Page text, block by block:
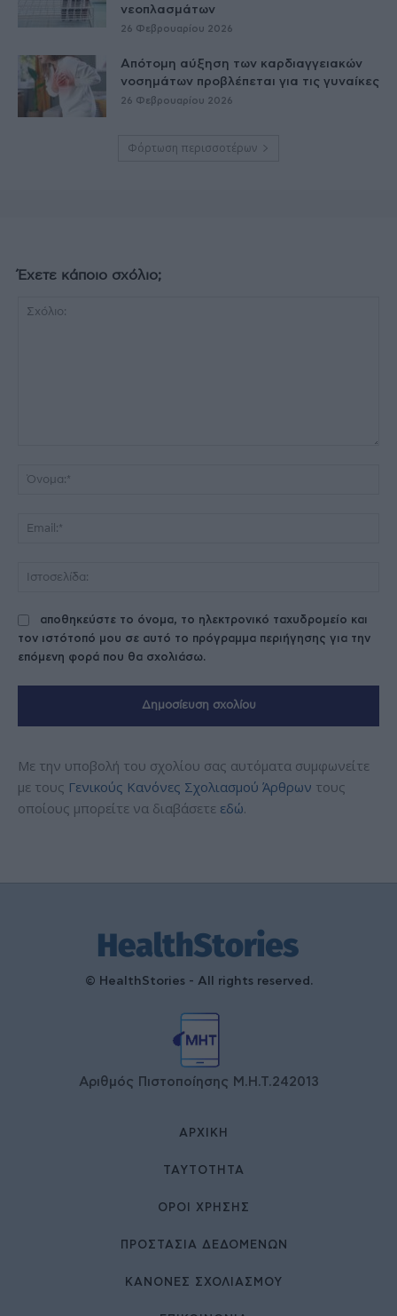
νεοπλασμάτων
26 Φεβρουαρίου 2026
Απότομη αύξηση των καρδιαγγειακών
νοσημάτων προβλέπεται για τις γυναίκες
26 Φεβρουαρίου 2026
Φόρτωση περισσοτέρων
Έχετε κάποιο σχόλιο;
αποθηκεύστε το όνομα, το ηλεκτρονικό ταχυδρομείο και
τον ιστότοπό μου σε αυτό το πρόγραμμα περιήγησης για την
επόμενη φορά που θα σχολιάσω.
Με την υποβολή του σχολίου σας αυτόματα συμφωνείτε
με τους Γενικούς Κανόνες Σχολιασμού Άρθρων τους
οποίους μπορείτε να διαβάσετε εδώ.
© HealthStories - All rights reserved.
Αριθμός Πιστοποίησης Μ.Η.Τ.242013
ΑΡΧΙΚΉ
ΤΑΥΤΌΤΗΤΑ
ΌΡΟΙ ΧΡΉΣΗΣ
ΠΡΟΣΤΑΣΙΑ ΔΕΔΟΜΕΝΩΝ
ΚΑΝΟΝΕΣ ΣΧΟΛΙΑΣΜΟΥ